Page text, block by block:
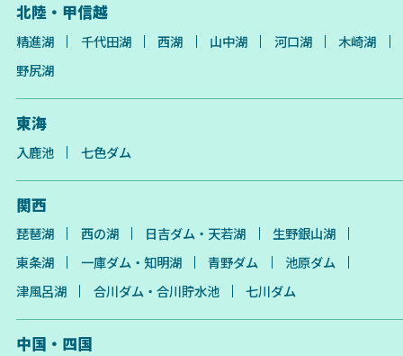
北陸・甲信越
精進湖 千代田湖 西湖 山中湖 河口湖
木崎湖
野尻湖
東海
入鹿池 七色ダム
関西
琵琶湖 西の湖 日吉ダム・天若湖
生野銀山湖
東条湖
一庫ダム・知明湖 青野ダム
池原ダム
津風呂湖
合川ダム・合川貯水池 七川ダム
中国・四国